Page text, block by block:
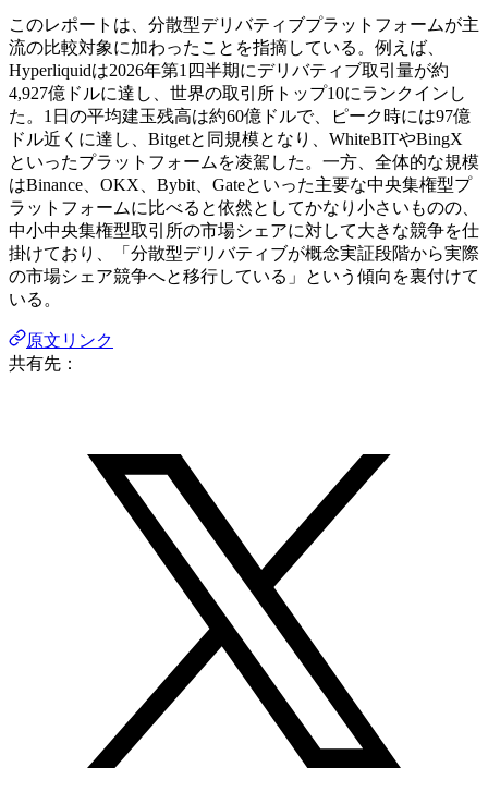
このレポートは、分散型デリバティブプラットフォームが主
流の比較対象に加わったことを指摘している。例えば、
Hyperliquidは2026年第1四半期にデリバティブ取引量が約
4,927億ドルに達し、世界の取引所トップ10にランクインし
た。1日の平均建玉残高は約60億ドルで、ピーク時には97億
ドル近くに達し、Bitgetと同規模となり、WhiteBITやBingX
といったプラットフォームを凌駕した。一方、全体的な規模
はBinance、OKX、Bybit、Gateといった主要な中央集権型プ
ラットフォームに比べると依然としてかなり小さいものの、
中小中央集権型取引所の市場シェアに対して大きな競争を仕
掛けており、「分散型デリバティブが概念実証段階から実際
の市場シェア競争へと移行している」という傾向を裏付けて
いる。
原文リンク
共有先：